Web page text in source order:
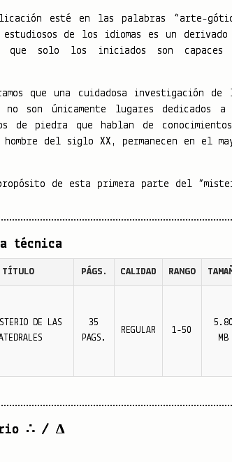
esté en las palabras “arte-
de los idiomas es un derivado
solo los iniciados son capaces
que una cuidadosa investigación de
son únicamente lugares dedicados
de piedra que hablan de
del siglo XX, permanecen en el
de esta primera parte del
técnica
TÍTULO PÁGS. CALIDAD RANGO
DE LAS
35
PAGS.
REGULAR 1-50
5.80
MB
∴ / Δ